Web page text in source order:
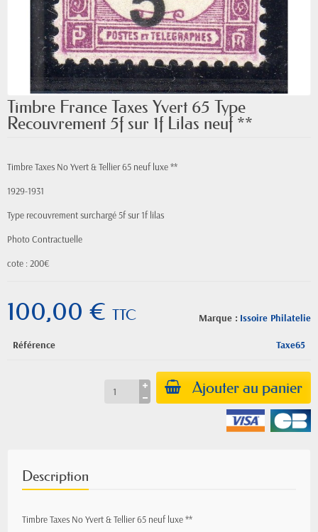
Timbre France Taxes Yvert 65 Type
Recouvrement 5f sur 1f Lilas neuf **
Timbre Taxes No Yvert & Tellier 65 neuf luxe **
1929-1931
Type recouvrement surchargé 5f sur 1f lilas
Photo Contractuelle
cote : 200€
Marque : Issoire Philatelie
100,00 € TTC
Référence Taxe65
Ajouter au panier
Description
Timbre Taxes No Yvert & Tellier 65 neuf luxe **